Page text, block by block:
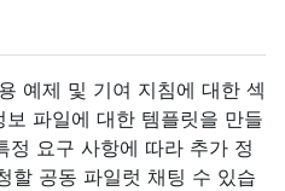
예제 및 기여 지침에 대한 섹
파일에 대한 템플릿을 만들
정 요구 사항에 따라 추가 정
할 공동 파일럿 채팅 수 있습